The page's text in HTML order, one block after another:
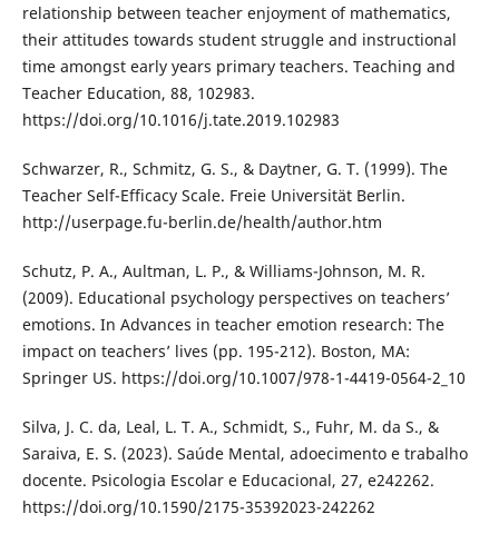
relationship between teacher enjoyment of mathematics,
their attitudes towards student struggle and instructional
time amongst early years primary teachers. Teaching and
Teacher Education, 88, 102983.
https://doi.org/10.1016/j.tate.2019.102983
Schwarzer, R., Schmitz, G. S., & Daytner, G. T. (1999). The
Teacher Self-Efficacy Scale. Freie Universität Berlin.
http://userpage.fu-berlin.de/health/author.htm
Schutz, P. A., Aultman, L. P., & Williams-Johnson, M. R.
(2009). Educational psychology perspectives on teachers’
emotions. In Advances in teacher emotion research: The
impact on teachers’ lives (pp. 195-212). Boston, MA:
Springer US. https://doi.org/10.1007/978-1-4419-0564-2_10
Silva, J. C. da, Leal, L. T. A., Schmidt, S., Fuhr, M. da S., &
Saraiva, E. S. (2023). Saúde Mental, adoecimento e trabalho
docente. Psicologia Escolar e Educacional, 27, e242262.
https://doi.org/10.1590/2175-35392023-242262